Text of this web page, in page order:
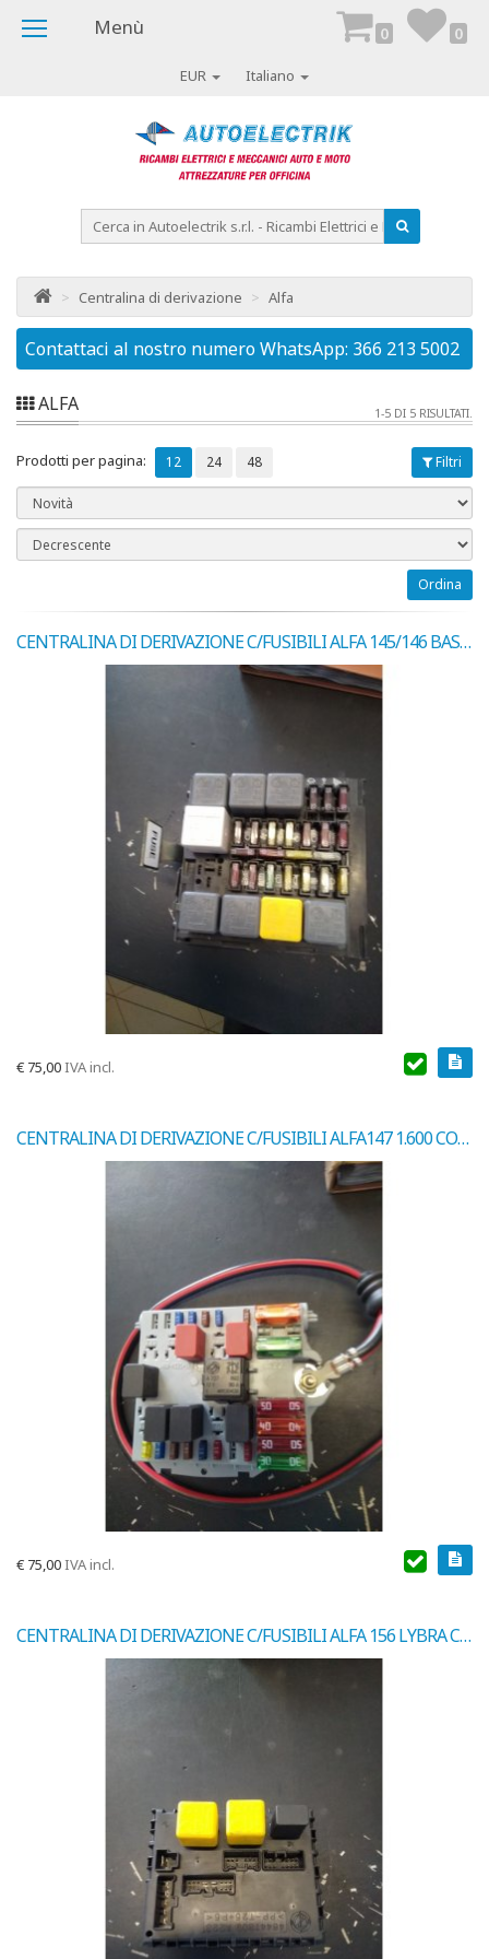
EUR Italiano
0 0
Menù
> Centralina di derivazione > Alfa
Contattaci al nostro numero WhatsApp: 366 213 5002
ALFA 1-5 DI 5 RISULTATI.
Prodotti per pagina: 12 24 48 Filtri
Ordina
CENTRALINA DI DERIVAZIONE C/FUSIBILI ALFA 145/146 BASE COD. 42444
€ 75,00IVA incl.
CENTRALINA DI DERIVAZIONE C/FUSIBILI ALFA147 1.600 COD.48453
€ 75,00IVA incl.
CENTRALINA DI DERIVAZIONE C/FUSIBILI ALFA 156 LYBRA COD.42455